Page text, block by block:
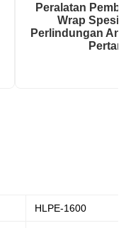
Peralatan
Wrap
Perlindungan
HLPE-1600